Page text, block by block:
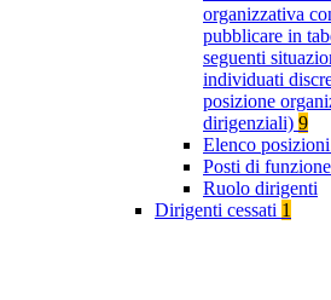
organizzativa
pubblicare in
seguenti
individuati
posizione
dirigenziali) 9
Elenco
Posti di
Ruolo dirigenti
Dirigenti cessati 1